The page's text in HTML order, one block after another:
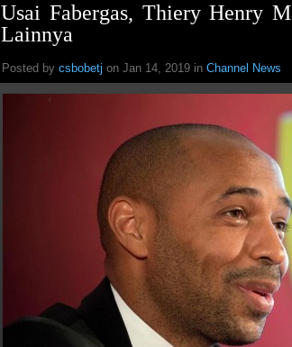
Usai Fabergas, Thiery Henry
Lainnya
Posted by csbobetj on Jan 14, 2019 in Channel News